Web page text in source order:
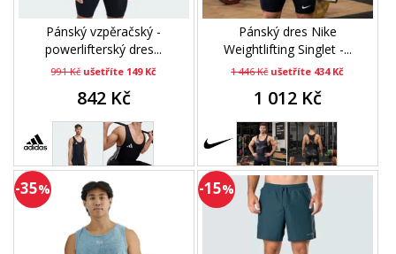
Pánský vzpěračský -
powerlifterský dres...
991 Kč ušetříte 149 Kč
842 Kč
Pánský dres Nike
Weightlifting Singlet -...
1 446 Kč ušetříte 434 Kč
1 012 Kč
-35% -15%